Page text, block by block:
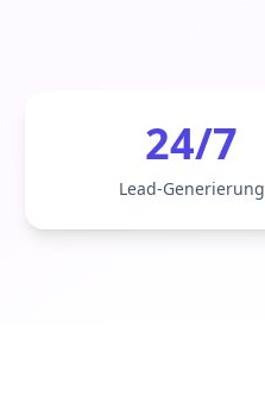
24/7
Lead-Generierung